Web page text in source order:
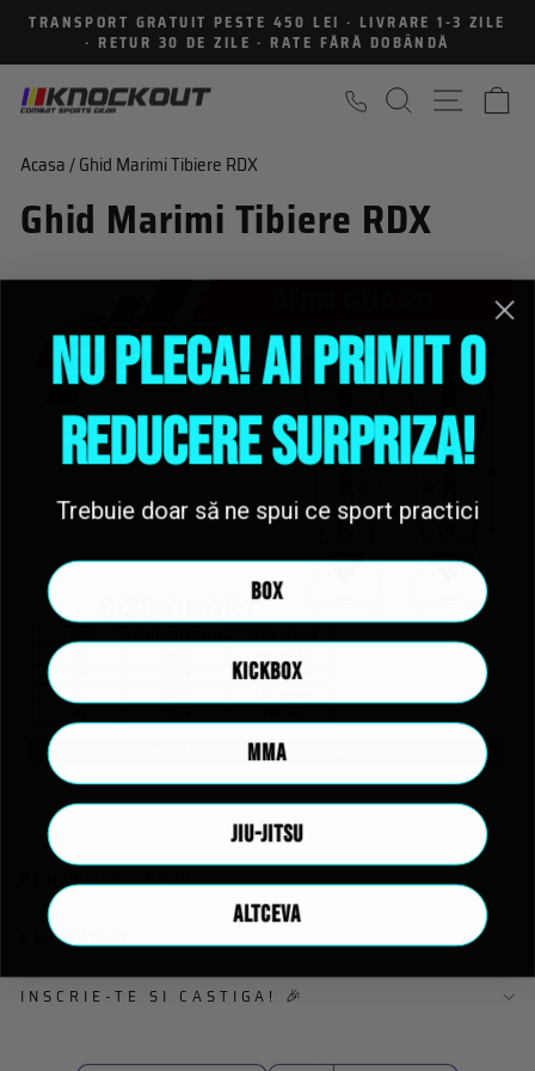
Sari
continut
Intrerupe
TRANSPORT GRATUIT PESTE 450 LEI · LIVRARE 1-3 ZILE
· RETUR 30 DE ZILE · RATE FĂRĂ DOBÂNDĂ
CAUTARE
Acasa/Ghid Marimi Tibiere RDX
Ghid Marimi Tibiere RDX
PENTRU CLIENȚI
KNOCKOUT
INSCRIE-TE SI CASTIGA! 🎉
NU PLECA! AI PRIMIT O
REDUCERE SURPRIZA!
Trebuie doar să ne spui ce sport practici
BOX
KICKBOX
MMA
JIU-JITSU
ALTCEVA